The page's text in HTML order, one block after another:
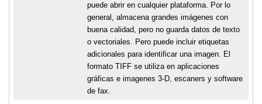
puede abrir en cualquier plataforma. Por lo
general, almacena grandes imágenes con
buena calidad, pero no guarda datos de texto
o vectoriales. Pero puede incluir etiquetas
adicionales para identificar una imagen. El
formato TIFF se utiliza en aplicaciones
gráficas e imagenes 3-D, escaners y software
de fax.